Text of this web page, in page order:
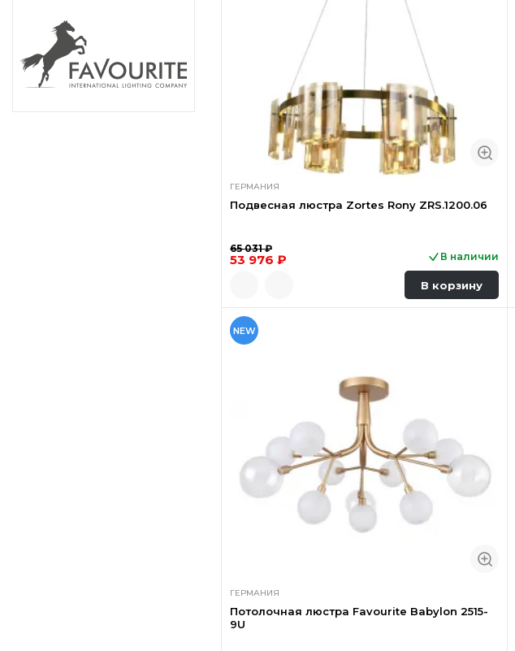
ГЕРМАНИЯ
Подвесная люстра Zortes Rony ZRS.1200.06
65 031 ₽
53 976 ₽ В наличии
В корзину
NEW
ГЕРМАНИЯ
Потолочная люстра Favourite Babylon 2515-
9U